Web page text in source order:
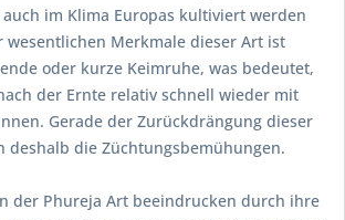
im Klima Europas kultiviert werden
wesentlichen Merkmale dieser Art ist
oder kurze Keimruhe, was bedeutet,
der Ernte relativ schnell wieder mit
Gerade der Zurückdrängung dieser
deshalb die Züchtungsbemühungen.
der Phureja Art beeindrucken durch ihre